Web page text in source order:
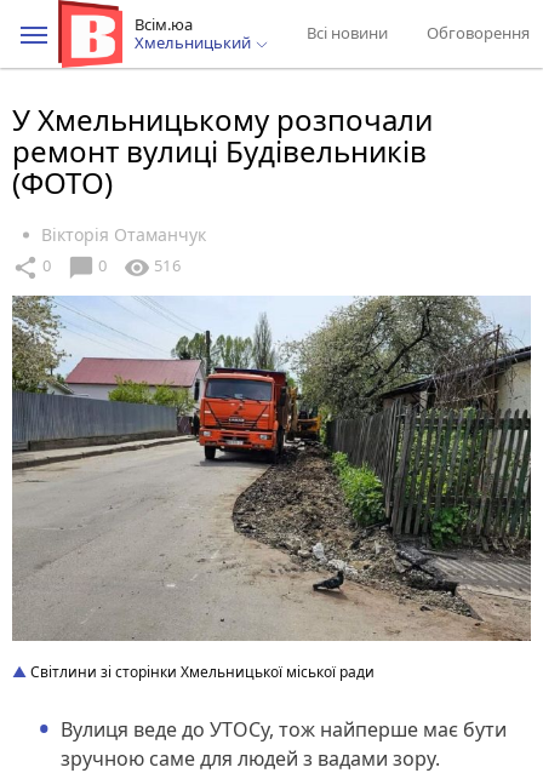
Всім.юа
Хмельницький
Всі новини Обговорення
У Хмельницькому розпочали
ремонт вулиці Будівельників
(ФОТО)
Вікторія Отаманчук
share 0 chat_bubble 0 visibility 516
Світлини зі сторінки Хмельницької міської ради
Вулиця веде до УТОСу, тож найперше має бути
зручною саме для людей з вадами зору.